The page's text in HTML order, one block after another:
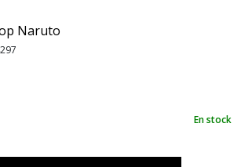
Naruto
En stock